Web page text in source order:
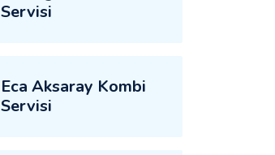
Servisi
Eca Aksaray Kombi
Servisi